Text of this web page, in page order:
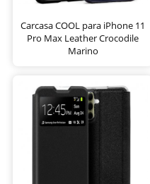
Carcasa COOL para iPhone 11
Pro Max Leather Crocodile
Marino